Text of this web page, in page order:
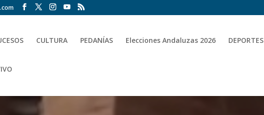
CULTURA PEDANÍAS Elecciones Andaluzas 2026 DEPORTES